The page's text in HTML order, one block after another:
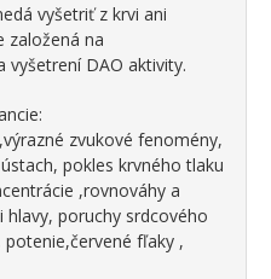
vyšetriť z krvi ani
založená na
vyšetrení DAO aktivity.
zvukové fenomény,
pokles krvného tlaku
,rovnováhy a
poruchy srdcového
fľaky ,